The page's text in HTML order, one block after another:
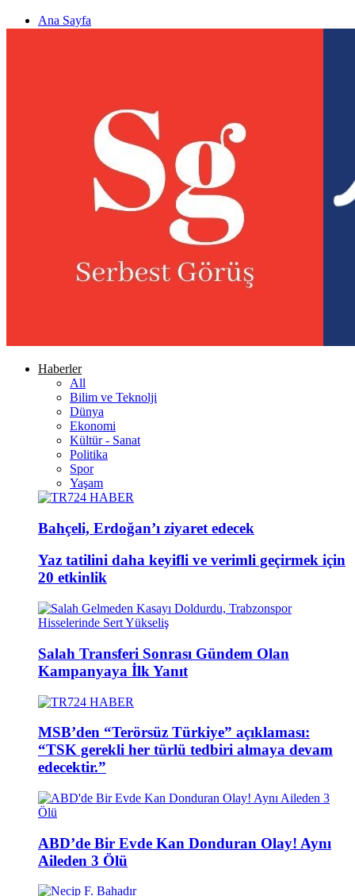
Ana Sayfa
Haberler
All
Bilim ve Teknolji
Dünya
Ekonomi
Kültür - Sanat
Politika
Spor
Yaşam
Bahçeli, Erdoğan’ı ziyaret edecek
Yaz tatilini daha keyifli ve verimli geçirmek için
20 etkinlik
Salah Transferi Sonrası Gündem Olan
Kampanyaya İlk Yanıt
MSB’den “Terörsüz Türkiye” açıklaması:
“TSK gerekli her türlü tedbiri almaya devam
edecektir.”
ABD’de Bir Evde Kan Donduran Olay! Aynı
Aileden 3 Ölü